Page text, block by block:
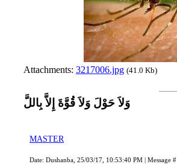
Attachments: 3217006.jpg (41.0 Kb)
وَلاَ حَوْلَ وَلاَ قُوَّةَ إِلاَّ بِاللَّ
MASTER
Date: Dushanba, 25/03/17, 10:53:40 PM | Message #